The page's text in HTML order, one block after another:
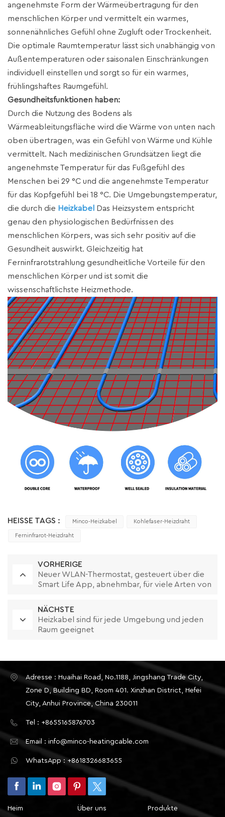
angenehmste Form der Wärmeübertragung für den
menschlichen Körper und vermittelt ein warmes,
sonnenähnliches Gefühl ohne Zugluft oder Trockenheit.
Die optimale Raumtemperatur lässt sich unabhängig von
Außentemperaturen oder saisonalen Einschränkungen
individuell einstellen und sorgt so für ein warmes,
frühlingshaftes Raumgefühl.
Gesundheitsfunktionen haben:
Durch die Nutzung des Bodens als
Wärmeableitungsfläche wird die Wärme von unten nach
oben übertragen, was ein Gefühl von Wärme und Kühle
vermittelt. Nach medizinischen Grundsätzen liegt die
angenehmste Temperatur für das Fußgefühl des
Menschen bei 29 °C und die angenehmste Temperatur
für das Kopfgefühl bei 18 °C. Die Umgebungstemperatur,
die durch die Heizkabel
Das Heizsystem entspricht
genau den physiologischen Bedürfnissen des
menschlichen Körpers, was sich sehr positiv auf die
Gesundheit auswirkt. Gleichzeitig hat
Ferninfrarotstrahlung gesundheitliche Vorteile für den
menschlichen Körper und ist somit die
wissenschaftlichste Heizmethode.
HEISSE TAGS : Minco-Heizkabel Kohlefaser-Heizdraht
Ferninfrarot-Heizdraht
VORHERIGE
Neuer WLAN-Thermostat, gesteuert über die
Smart Life App, abnehmbar, für viele Arten von
NÄCHSTE
Heizkabel sind für jede Umgebung und jeden
Raum geeignet
Adresse : Huaihai Road, No.1188, Jingshang Trade City,
Zone D, Building BD, Room 401. Xinzhan District, Hefei
City, Anhui Province, China 230011
Tel : +8655165876703
Email : info@minco-heatingcable.com
WhatsApp : +8618326683655
Heim Über uns Produkte